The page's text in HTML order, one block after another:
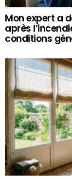
Mon expert a
après
conditions